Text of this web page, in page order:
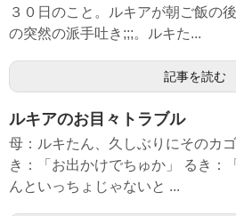
３０日のこと。ルキアが朝ご飯の
の突然の派手吐き;;;。ルキた...
記事を読む
ルキアのお目々トラブル
母：ルキたん、久しぶりにそのカ
き：「お出かけでちゅか」 るき：
んといっちょじゃないと ...